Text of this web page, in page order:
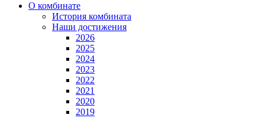
О комбинате
История комбината
Наши достижения
2026
2025
2024
2023
2022
2021
2020
2019